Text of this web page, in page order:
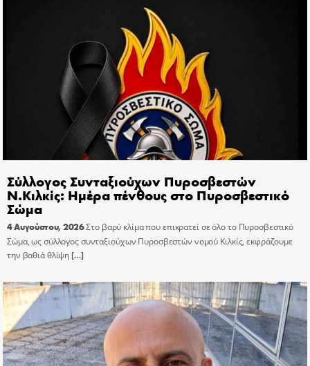
Σύλλογος Συνταξιούχων Πυροσβεστών
Ν.Κιλκίς: Ημέρα πένθους στο Πυροσβεστικό
Σώμα
4 Αυγούστου, 2026Στο βαρύ κλίμα που επικρατεί σε όλο το Πυροσβεστικό
Σώμα, ως σύλλογος συνταξιούχων Πυροσβεστών νομού Κιλκίς, εκφράζουμε
την βαθιά θλίψη[…]